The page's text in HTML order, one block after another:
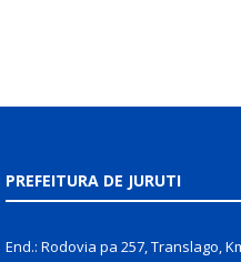
PREFEITURA DE JURUTI
End.: Rodovia pa 257, Translago,